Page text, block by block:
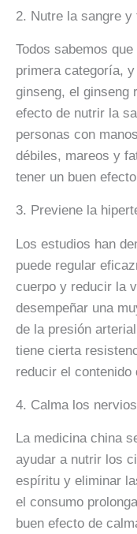
2. Nutre la sangre y
Todos sabemos
primera categoría, y
ginseng, el ginseng
efecto de nutrir la
personas con
débiles, mareos y
tener un buen
3. Previene la
Los estudios han
puede regular
cuerpo y reducir la
desempeñar una
de la presión
tiene cierta
reducir el contenido
4. Calma los
La medicina china
ayudar a nutrir los
espíritu y eliminar
el consumo
buen efecto de